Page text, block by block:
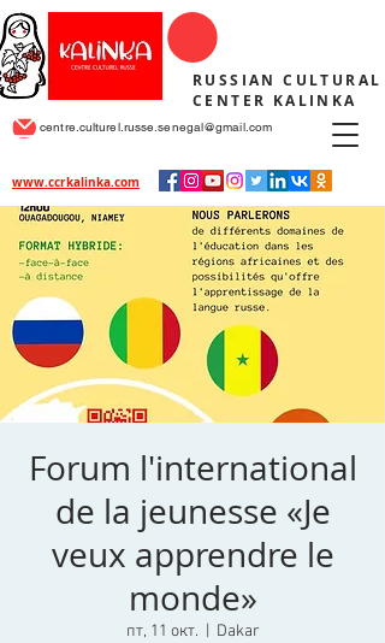
RUSSIAN CULTURAL
CENTER KALINKA
centre.culturel.russe.senegal@gmail.com
www.ccrkalinka.com
Forum l'international
de la jeunesse «Je
veux apprendre le
monde»
пт, 11 окт. Dakar